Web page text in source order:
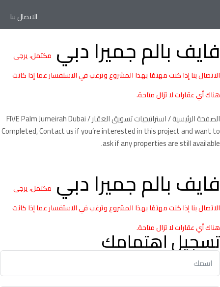
الاتصال بنا
فايف بالم جميرا دبي مكتمل، يرجى
الاتصال بنا إذا كنت مهتمًا بهذا المشروع وترغب في الاستفسار عما إذا كانت
هناك أي عقارات لا تزال متاحة.
الصفحة الرئيسية/استراتيجيات تسويق العقار / FIVE Palm Jumeirah Dubai
Completed, Contact us if you’re interested in this project and want to
ask if any properties are still available.
فايف بالم جميرا دبي مكتمل، يرجى
الاتصال بنا إذا كنت مهتمًا بهذا المشروع وترغب في الاستفسار عما إذا كانت
هناك أي عقارات لا تزال متاحة.
تسجيل اهتمامك